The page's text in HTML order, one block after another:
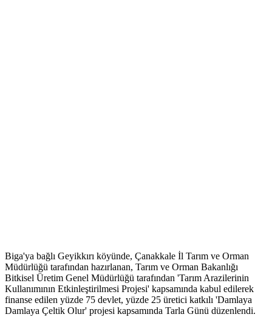
Biga'ya bağlı Geyikkırı köyünde, Çanakkale İl Tarım ve Orman
Müdürlüğü tarafından hazırlanan, Tarım ve Orman Bakanlığı
Bitkisel Üretim Genel Müdürlüğü tarafından 'Tarım Arazilerinin
Kullanımının Etkinleştirilmesi Projesi' kapsamında kabul edilerek
finanse edilen yüzde 75 devlet, yüzde 25 üretici katkılı 'Damlaya
Damlaya Çeltik Olur' projesi kapsamında Tarla Günü düzenlendi.